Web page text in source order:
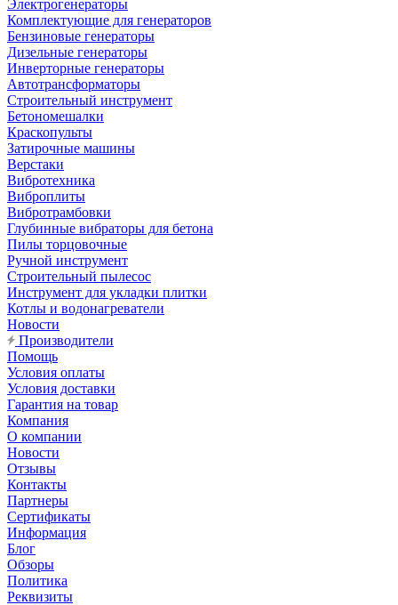
Электрогенераторы
Комплектующие для генераторов
Бензиновые генераторы
Дизельные генераторы
Инверторные генераторы
Автотрансформаторы
Строительный инструмент
Бетономешалки
Краскопульты
Затирочные машины
Верстаки
Вибротехника
Виброплиты
Вибротрамбовки
Глубинные вибраторы для бетона
Пилы торцовочные
Ручной инструмент
Строительный пылесос
Инструмент для укладки плитки
Котлы и водонагреватели
Новости
Производители
Помощь
Условия оплаты
Условия доставки
Гарантия на товар
Компания
О компании
Новости
Отзывы
Контакты
Партнеры
Сертификаты
Информация
Блог
Обзоры
Политика
Реквизиты